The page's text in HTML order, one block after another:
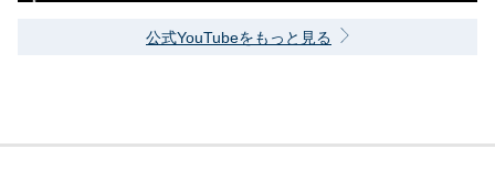
公式YouTubeをもっと見る